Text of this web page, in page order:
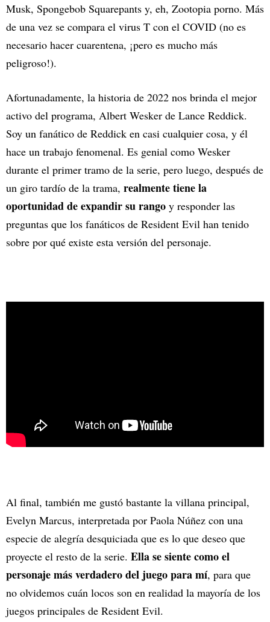
Musk, Spongebob Squarepants y, eh, Zootopia porno. Más
de una vez se compara el virus T con el COVID (no es
necesario hacer cuarentena, ¡pero es mucho más
peligroso!).
Afortunadamente, la historia de 2022 nos brinda el mejor
activo del programa, Albert Wesker de Lance Reddick.
Soy un fanático de Reddick en casi cualquier cosa, y él
hace un trabajo fenomenal. Es genial como Wesker
durante el primer tramo de la serie, pero luego, después de
un giro tardío de la trama, realmente tiene la
oportunidad de expandir su rango y responder las
preguntas que los fanáticos de Resident Evil han tenido
sobre por qué existe esta versión del personaje.
Al final, también me gustó bastante la villana principal,
Evelyn Marcus, interpretada por Paola Núñez con una
especie de alegría desquiciada que es lo que deseo que
proyecte el resto de la serie. Ella se siente como el
personaje más verdadero del juego para mí, para que
no olvidemos cuán locos son en realidad la mayoría de los
juegos principales de Resident Evil.